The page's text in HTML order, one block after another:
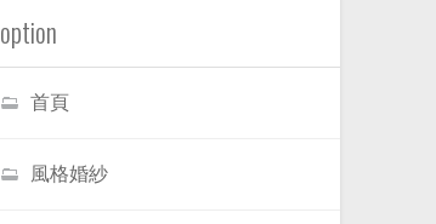
option
首頁
風格婚紗